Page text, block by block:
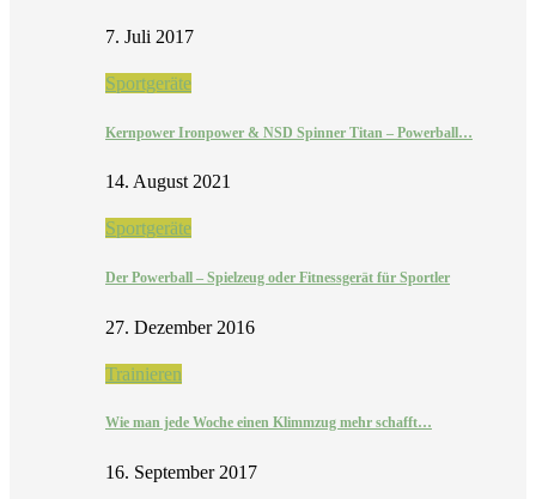
7. Juli 2017
Sportgeräte
Kernpower Ironpower & NSD Spinner Titan – Powerball…
14. August 2021
Sportgeräte
Der Powerball – Spielzeug oder Fitnessgerät für Sportler
27. Dezember 2016
Trainieren
Wie man jede Woche einen Klimmzug mehr schafft…
16. September 2017